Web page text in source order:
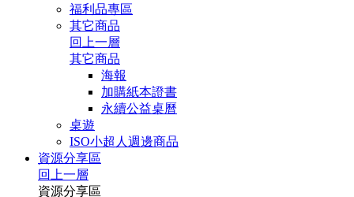
福利品專區
其它商品
回上一層
其它商品
海報
加購紙本證書
永續公益桌曆
桌遊
ISO小超人週邊商品
資源分享區
回上一層
資源分享區